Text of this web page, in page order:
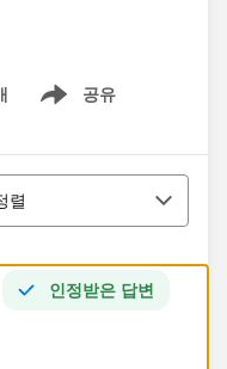
공유
Show menu
렬
인정받은 답변